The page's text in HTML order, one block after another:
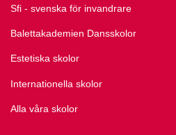
Sfi - svenska för invandrare
Balettakademien Dansskolor
Estetiska skolor
Internationella skolor
Alla våra skolor